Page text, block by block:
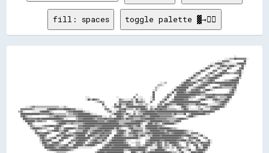
fill: spaces toggle palette ▓→✊🏽